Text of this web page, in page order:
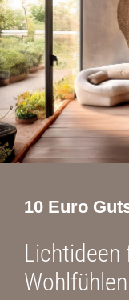
10 Euro
Lichtideen
Wohlfühlen